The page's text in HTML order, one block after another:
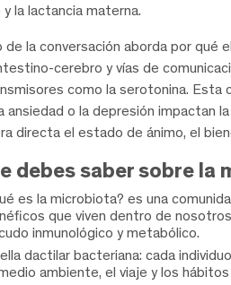
la lactancia materna.
de la conversación aborda por
cerebro y vías de
como la serotonina. Esta
ansiedad o la depresión impactan
directa el estado de ánimo, el
debes saber sobre
es la microbiota? es una
que viven dentro de
inmunológico y metabólico.
dactilar bacteriana: cada
ambiente, el viaje y los